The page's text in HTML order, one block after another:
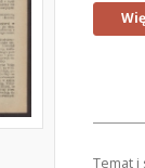
Temat i